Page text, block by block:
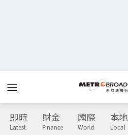
即時
Latest
財金
Finance
國際
World
本地
Local